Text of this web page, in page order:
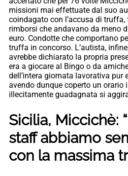
missioni mai effettuate dal suo
coindagato con l’accusa di
rimborsi che andavano da meno
euro. Condotte che comportano
truffa in concorso. L’autista,
avrebbe dichiarato la propria
era a giocare al Bingo o da
dell’intera giornata lavorativa pur
avendo dunque coperto un orario
illecitamente guadagnata si
Sicilia, Miccichè:
staff abbiamo
con la massima